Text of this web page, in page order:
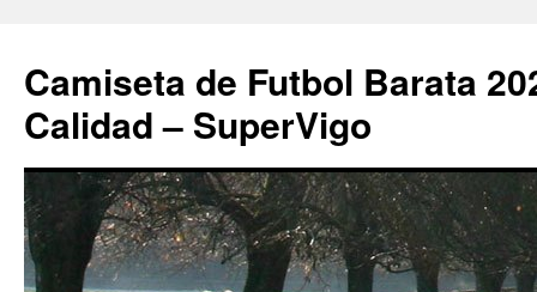
Camiseta de Futbol Barata
Calidad – SuperVigo